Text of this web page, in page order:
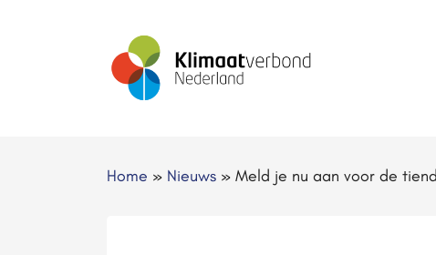
Home » Nieuws » Meld je nu aan voor de